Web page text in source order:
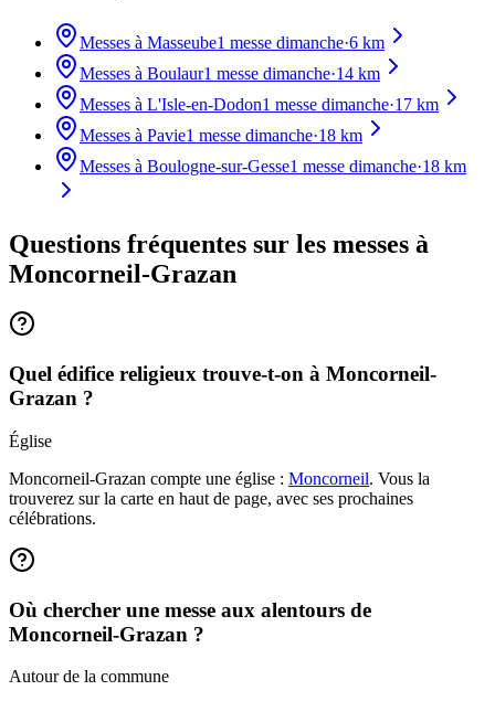
Messes à Masseube1 messe dimanche·6 km
Messes à Boulaur1 messe dimanche·14 km
Messes à L'Isle-en-Dodon1 messe dimanche·17 km
Messes à Pavie1 messe dimanche·18 km
Messes à Boulogne-sur-Gesse1 messe dimanche·18 km
Questions fréquentes sur les messes à
Moncorneil-Grazan
Quel édifice religieux trouve-t-on à Moncorneil-
Grazan ?
Église
Moncorneil-Grazan compte une église : Moncorneil. Vous la
trouverez sur la carte en haut de page, avec ses prochaines
célébrations.
Où chercher une messe aux alentours de
Moncorneil-Grazan ?
Autour de la commune